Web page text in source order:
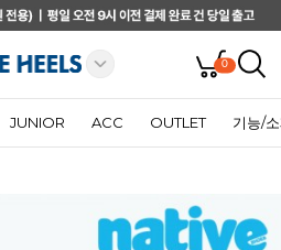
0
JUNIOR ACC OUTLET 기능/